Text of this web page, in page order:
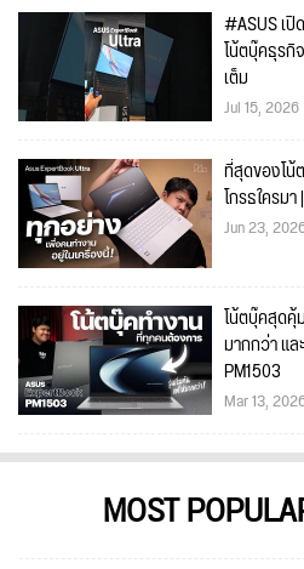
#ASUS เ
โน้ตบุ๊คธุรกิ
เต็ม
Jul 15, 2026
ที่สุดของโน้
โกรธใครม
Jun 23,
โน้ตบุ๊คสุดคุ้
มากกว่า แล
PM1503
Mar 13,
MOST